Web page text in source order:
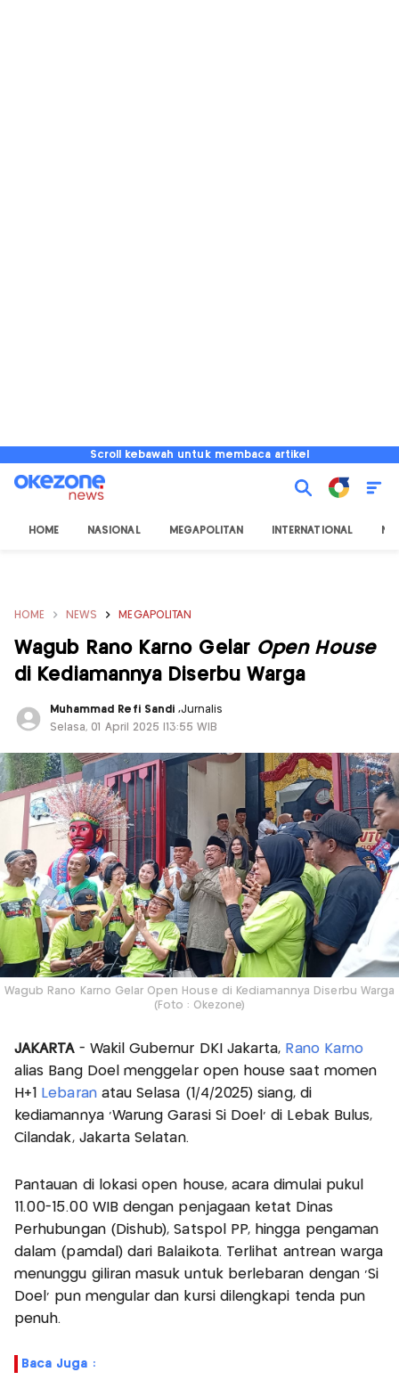
Scroll kebawah untuk membaca artikel
HOME NASIONAL MEGAPOLITAN INTERNATIONAL
HOME NEWS MEGAPOLITAN
Wagub Rano Karno Gelar Open House
di Kediamannya Diserbu Warga
Muhammad Refi Sandi ,Jurnalis
Selasa, 01 April 2025 |13:55 WIB
Wagub Rano Karno Gelar Open House di Kediamannya Diserbu Warga
(Foto : Okezone)
JAKARTA - Wakil Gubernur DKI Jakarta, Rano Karno
alias Bang Doel menggelar open house saat momen
H+1
Lebaranatau Selasa (1/4/2025) siang, di
kediamannya 'Warung Garasi Si Doel' di Lebak Bulus,
Cilandak, Jakarta Selatan.
Pantauan di lokasi open house, acara dimulai pukul
11.00-15.00 WIB dengan penjagaan ketat Dinas
Perhubungan (Dishub), Satspol PP, hingga pengaman
dalam (pamdal) dari Balaikota. Terlihat antrean warga
menunggu giliran masuk untuk berlebaran dengan 'Si
Doel' pun mengular dan kursi dilengkapi tenda pun
penuh.
Baca Juga :